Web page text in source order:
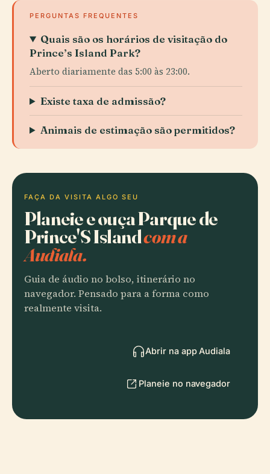
PERGUNTAS FREQUENTES
Quais são os horários de visitação do
Prince’s Island Park?
Aberto diariamente das 5:00 às 23:00.
Existe taxa de admissão?
Animais de estimação são permitidos?
FAÇA DA VISITA ALGO SEU
Planeie e ouça Parque de
Prince'S Islandcom a
Audiala.
Guia de áudio no bolso, itinerário no
navegador. Pensado para a forma como
realmente visita.
Abrir na app Audiala
Planeie no navegador